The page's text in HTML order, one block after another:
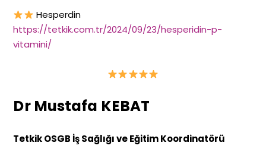
Hesperdin
https://tetkik.com.tr/2024/09/23/hesperidin-p-
vitamini/
Dr Mustafa KEBAT
Tetkik OSGB İş Sağlığı ve Eğitim Koordinatörü